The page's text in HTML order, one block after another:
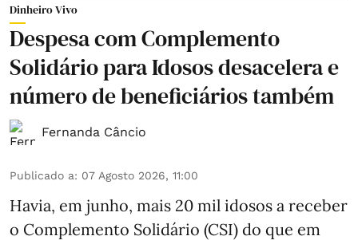
Dinheiro Vivo
Despesa com Complemento
Solidário para Idosos desacelera e
número de beneficiários também
Fernanda Câncio
Publicado a: 07 Agosto 2026, 11:00
Havia, em junho, mais 20 mil idosos a receber
o Complemento Solidário (CSI) do que em